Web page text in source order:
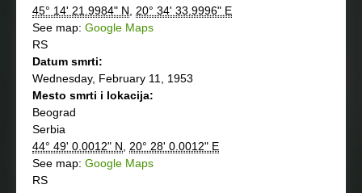
45° 14' 21.9984" N
20° 34' 33.9996" E
See map: Google Maps
RS
Datum smrti:
Wednesday, February 11, 1953
Mesto smrti i lokacija:
Beograd
Serbia
44° 49' 0.0012" N
20° 28' 0.0012" E
See map: Google Maps
RS